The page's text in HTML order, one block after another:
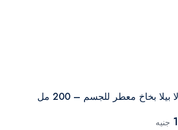
بيلا بخاخ معطر للجسم – 200 مل
جنيه